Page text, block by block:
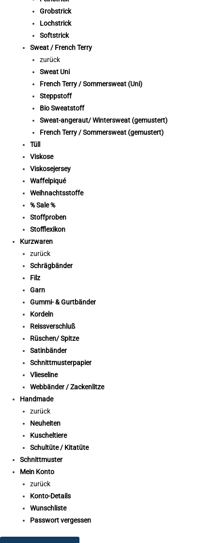
Grobstrick
Lochstrick
Softstrick
Sweat / French Terry
zurück
Sweat Uni
French Terry / Sommersweat (Uni)
Steppstoff
Bio Sweatstoff
Sweat-angeraut/ Wintersweat (gemustert)
French Terry / Sommersweat (gemustert)
Tüll
Viskose
Viskosejersey
Waffelpiqué
Weihnachtsstoffe
% Sale %
Stoffproben
Stofflexikon
Kurzwaren
zurück
Schrägbänder
Filz
Garn
Gummi- & Gurtbänder
Kordeln
Reissverschluß
Rüschen/ Spitze
Satinbänder
Schnittmusterpapier
Vlieseline
Webbänder / Zackenlitze
Handmade
zurück
Neuheiten
Kuscheltiere
Schultüte / Kitatüte
Schnittmuster
Mein Konto
zurück
Konto-Details
Wunschliste
Passwort vergessen